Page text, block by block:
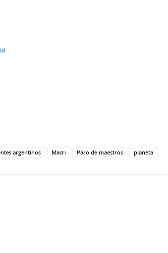
argentinos Macri Paro de maestros planeta